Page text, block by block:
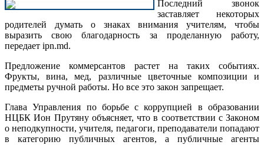
Последний звонок
заставляет некоторых
родителей думать о знаках внимания учителям, чтобы
выразить свою благодарность за проделанную работу,
передает ipn.md.
Предложение коммерсантов растет на таких событиях.
Фрукты, вина, мед, различные цветочные композиции и
предметы ручной работы. Но все это закон запрещает.
Глава Управления по борьбе с коррупцией в образовании
НЦБК Ион Прутяну объясняет, что в соответствии с Законом
о неподкупности, учителя, педагоги, преподаватели попадают
в категорию публичных агентов, а публичные агенты